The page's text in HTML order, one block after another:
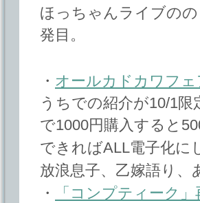
ほっちゃんライブの
発目。
・ オールカドカワフェ
うちでの紹介が10/1
で1000円購入すると
できればALL電子化に
放浪息子、乙嫁語り
・
「コンプティーク